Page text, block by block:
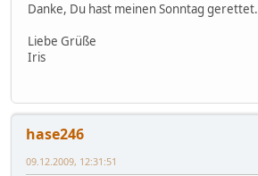
Danke, Du hast meinen Sonntag gerettet.
Liebe Grüße
Iris
hase246
09.12.2009, 12:31:51